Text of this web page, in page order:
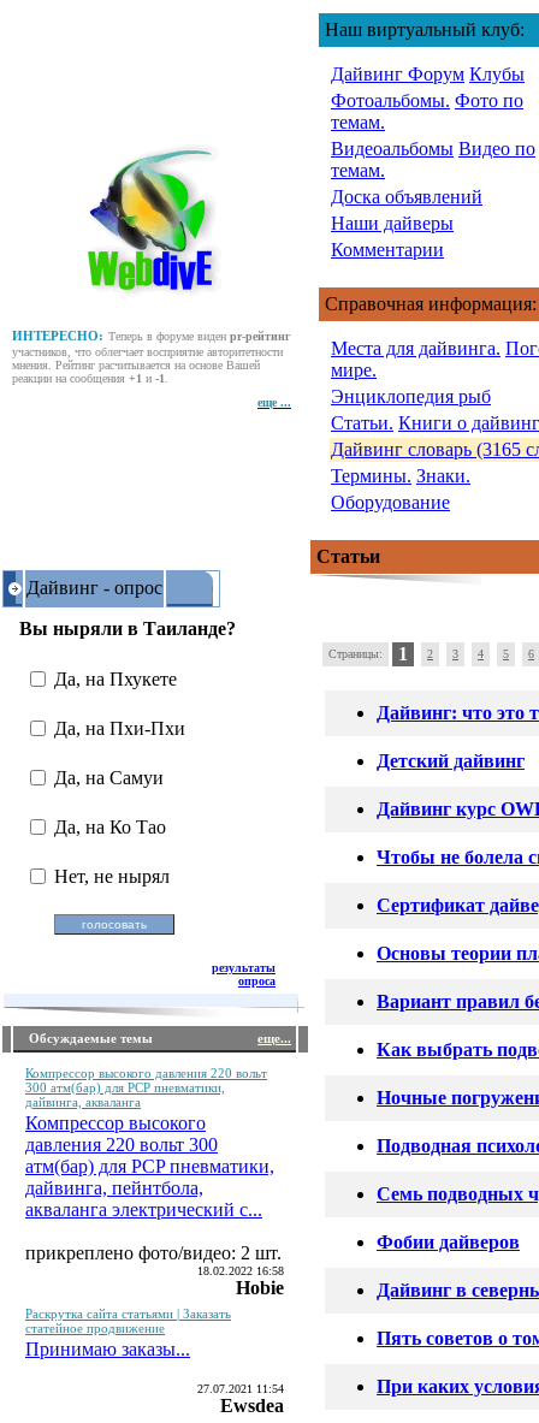
ИНТЕРЕСНО: Теперь в форуме виден pr-рейтинг
участников, что облегчает восприятие авторитетности
мнения. Рейтинг расчитывается на основе Вашей
реакции на сообщения +1 и -1
еще ...
Наш виртуальный клуб:
Дайвинг Форум Клубы
Фотоальбомы. Фото по
темам.
Видеоальбомы Видео по
темам.
Доска объявлений
Наши дайверы
Комментарии
Справочная информация:
Места для дайвинга.
мире.
Энциклопедия рыб
Статьи. Книги о
Дайвинг словарь (3165
Термины. Знаки.
Оборудование
Дайвинг - опрос
Вы ныряли в Таиланде?
Да, на Пхукете
Да, на Пхи-Пхи
Да, на Самуи
Да, на Ко Тао
Нет, не нырял
результаты
опроса
Обсуждаемые темы еще...
Компрессор высокого давления 220 вольт
300 атм(бар) для PCP пневматики,
дайвинга, акваланга
Компрессор высокого
давления 220 вольт 300
атм(бар) для PCP пневматики,
дайвинга, пейнтбола,
акваланга электрический c...
прикреплено фото/видео: 2 шт.
18.02.2022 16:58
Hobie
Раскрутка сайта статьями | Заказать
статейное продвижение
Принимаю заказы...
27.07.2021 11:54
Ewsdea
Статьи
Страницы: 1 2 3 4 5 6
Дайвинг: что это
Детский дайвинг
Дайвинг курс
Чтобы не болела
Сертификат
Основы теории
Вариант правил
Как выбрать
Ночные
Подводная
Семь подводных
Фобии дайверов
Дайвинг в
Пять советов о
При каких